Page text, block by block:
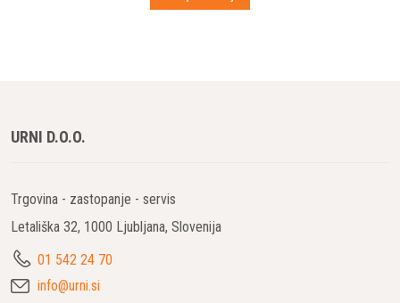
URNI D.O.O.
Trgovina - zastopanje - servis
Letališka 32, 1000 Ljubljana, Slovenija
01 542 24 70
info@urni.si